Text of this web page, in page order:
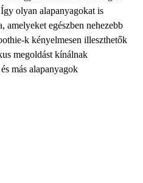
olyan alapanyagokat is
amelyeket egészben nehezebb
k kényelmesen illeszthetők
megoldást kínálnak
más alapanyagok